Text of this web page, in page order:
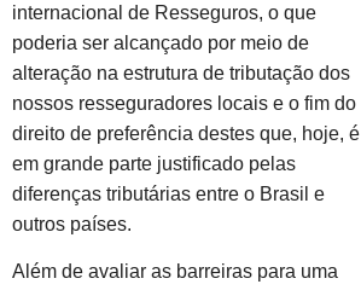
internacional de Resseguros, o que
poderia ser alcançado por meio de
alteração na estrutura de tributação dos
nossos resseguradores locais e o fim do
direito de preferência destes que, hoje, é
em grande parte justificado pelas
diferenças tributárias entre o Brasil e
outros países.
Além de avaliar as barreiras para uma